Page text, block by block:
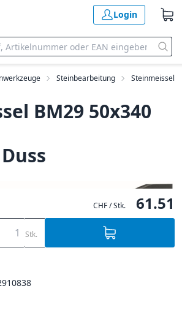
Login
Steinbearbeitung Steinmeissel
BM29 50x340
CHF / Stk. 61.51
Stk.